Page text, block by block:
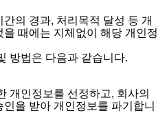
의 경과, 처리목적 달성 등 개
때에는 지체없이 해당 개인정
방법은 다음과 같습니다.
개인정보를 선정하고, 회사의
을 받아 개인정보를 파기합니